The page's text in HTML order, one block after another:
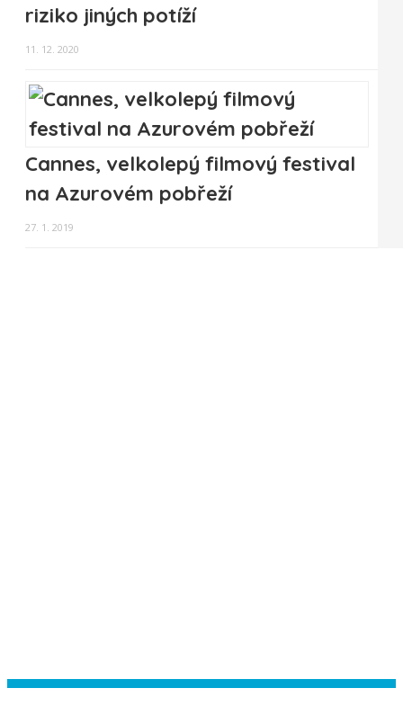
riziko jiných potíží
11. 12. 2020
Cannes, velkolepý filmový festival
na Azurovém pobřeží
27. 1. 2019